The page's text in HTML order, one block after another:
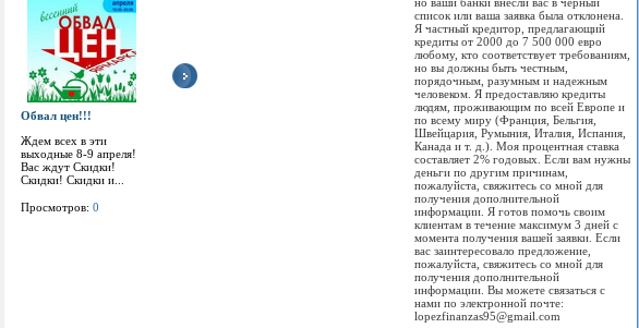
Обвал цен!!!
Ждем всех в эти
выходные 8-9 апреля!
Вас ждут Скидки!
Скидки! Скидки и...
Просмотров: 0
Ждем вас 20 и 21 марта
Большая Весенняя
Распродажа в
"Эльдорадо"!
с 18 по 21 марта, в
честь весеннего
праздника Нооруз...
Просмотров:0
В
список или ваша заявка была отклонена.
Я частный кредитор, предлагающий
кредиты от 2000 до 7 500 000 евро
любому, кто соответствует требованиям,
но вы должны быть честным,
порядочным, разумным и надежным
человеком. Я предоставляю кредиты
людям, проживающим по всей Европе и
по всему миру (Франция, Бельгия,
Швейцария, Румыния, Италия, Испания,
Канада и т. д.). Моя процентная ставка
составляет 2% годовых. Если вам нужны
деньги по другим причинам,
пожалуйста, свяжитесь со мной для
получения дополнительной
информации. Я готов помочь своим
клиентам в течение максимум 3 дней с
момента получения вашей заявки. Если
вас заинтересовало предложение,
пожалуйста, свяжитесь со мной для
получения дополнительной
информации. Вы можете связаться с
нами по электронной почте:
lopezfinanzas95@gmail.com